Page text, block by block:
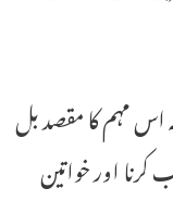
مہم کا مقصد بل
کرنا اور خواتین